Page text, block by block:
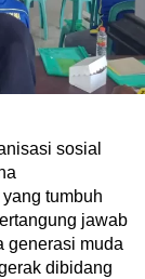
sosial
tumbuh
jawab
generasi muda
dibidang